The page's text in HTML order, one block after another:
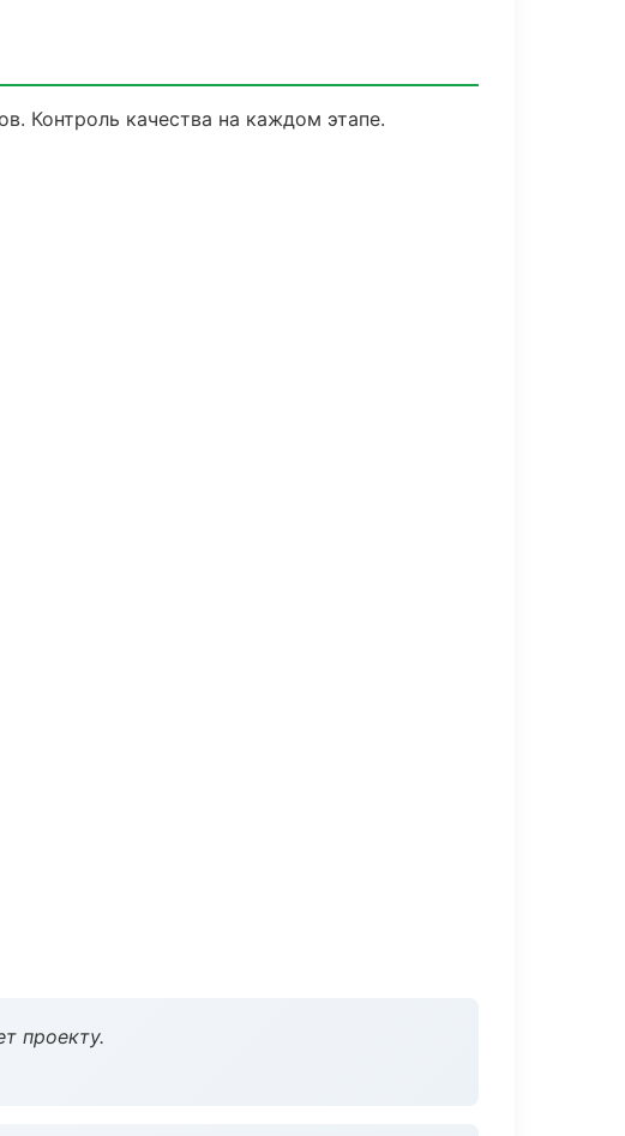
Контроль качества на каждом этапе.
проекту.